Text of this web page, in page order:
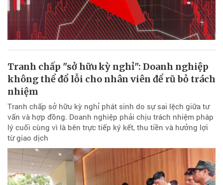
Tranh chấp "sở hữu kỳ nghỉ": Doanh nghiệp
không thể đổ lỗi cho nhân viên để rũ bỏ trách
nhiệm
Tranh chấp sở hữu kỳ nghỉ phát sinh do sự sai lệch giữa tư
vấn và hợp đồng. Doanh nghiệp phải chịu trách nhiệm pháp
lý cuối cùng vì là bên trực tiếp ký kết, thu tiền và hưởng lợi
từ giao dịch